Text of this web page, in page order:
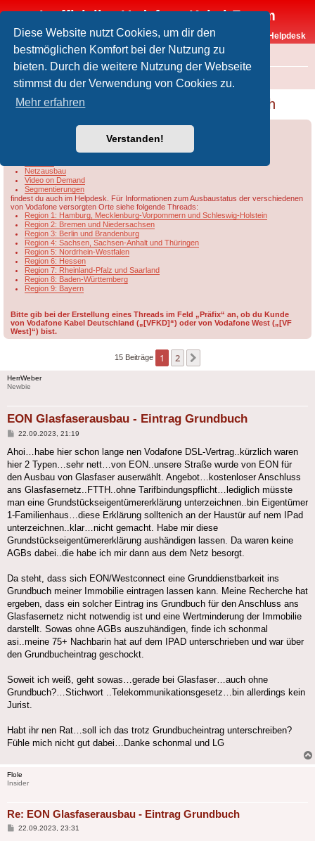
Diese Website nutzt Cookies, um dir den
bestmöglichen Komfort bei der Nutzung zu
bieten. Durch die weitere Nutzung der Webseite
stimmst du der Verwendung von Cookies zu.
Mehr erfahren
Verstanden!
Inoffizielles Vodafone-Kabel-Forum
Vodafone-Kabel-Helpdesk
FAQ
Foren-Übersicht Rund um Vodafone / Aktuelles
EON Glasfaserausbau - Eintrag Grundbuch
Informationen u.a. zu
Netzausbau
Video on Demand
Segmentierungen
findest du auch im Helpdesk. Für Informationen zum Ausbaustatus der verschiedenen
von Vodafone versorgten Orte siehe folgende Threads:
Region 1: Hamburg, Mecklenburg-Vorpommern und Schleswig-Holstein
Region 2: Bremen und Niedersachsen
Region 3: Berlin und Brandenburg
Region 4: Sachsen, Sachsen-Anhalt und Thüringen
Region 5: Nordrhein-Westfalen
Region 6: Hessen
Region 7: Rheinland-Pfalz und Saarland
Region 8: Baden-Württemberg
Region 9: Bayern
Bitte gib bei der Erstellung eines Threads im Feld „Präfix“ an, ob du Kunde
von Vodafone Kabel Deutschland („[VFKD]“) oder von Vodafone West („[VF
West]“) bist.
15 Beiträge 1 2
HerrWeber
Newbie
EON Glasfaserausbau - Eintrag Grundbuch
Beitrag
22.09.2023, 21:19
Ahoi…habe hier schon lange nen Vodafone DSL-Vertrag..kürzlich waren
hier 2 Typen…sehr nett…von EON..unsere Straße wurde von EON für
den Ausbau von Glasfaser auserwählt. Angebot…kostenloser Anschluss
ans Glasfasernetz..FTTH..ohne Tarifbindungspflicht…lediglich müsste
man eine Grundstückseigentümererklärung unterzeichnen..bin Eigentümer
1-Familienhaus…diese Erklärung solltenich an der Haustür auf nem IPad
unterzeichnen..klar…nicht gemacht. Habe mir diese
Grundstückseigentümererklärung aushändigen lassen. Da waren keine
AGBs dabei..die habe ich mir dann aus dem Netz besorgt.
Da steht, dass sich EON/Westconnect eine Grunddienstbarkeit ins
Grundbuch meiner Immobilie eintragen lassen kann. Meine Recherche hat
ergeben, dass ein solcher Eintrag ins Grundbuch für den Anschluss ans
Glasfasernetz nicht notwendig ist und eine Wertminderung der Immobilie
darstellt. Sowas ohne AGBs auszuhändigen, finde ich schonmal
asi..meine 75+ Nachbarin hat auf dem IPAD unterschrieben und war über
den Grundbucheintrag geschockt.
Soweit ich weiß, geht sowas…gerade bei Glasfaser…auch ohne
Grundbuch?…Stichwort ..Telekommunikationsgesetz…bin allerdings kein
Jurist.
Habt ihr nen Rat…soll ich das trotz Grundbucheintrag unterschreiben?
Fühle mich nicht gut dabei…Danke schonmal und LG
Flole
Insider
Re: EON Glasfaserausbau - Eintrag Grundbuch
Beitrag
22.09.2023, 23:31